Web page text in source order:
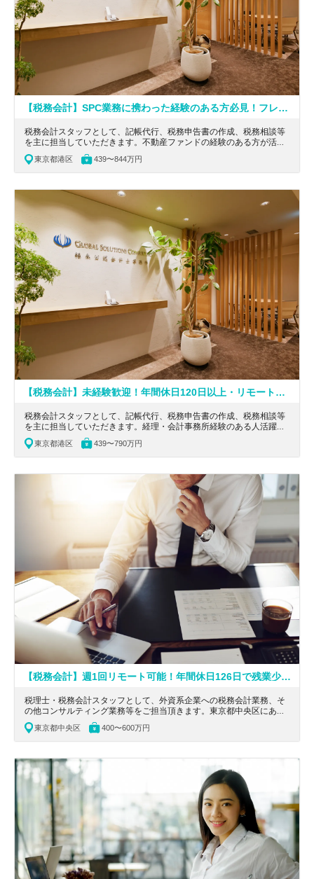
【税務会計】SPC業務に携わった経験のある方必見！フレックス導入／外資クライアントが90％以上／投資ファンドや金融機関をメインにし、関連分野のスキルが高まる会計事務所
税務会計スタッフとして、記帳代行、税務申告書の作成、税務相談等
を主に担当していただきます。不動産ファンドの経験のある方が活
躍！整った教育制度で税務・会計のキャリアを築けます。
東京都港区 439〜844万円
【税務会計】未経験歓迎！年間休日120日以上・リモートワーク・フレックス導入／不動産・投資・金融・外資系企業向けに特化した会計・税務サービスを提供する専門性の高い会計事務所
税務会計スタッフとして、記帳代行、税務申告書の作成、税務相談等
を主に担当していただきます。経理・会計事務所経験のある人活躍！
整った教育制度で税務・会計のキャリアを築けます。
東京都港区 439〜790万円
【税務会計】週1回リモート可能！年間休日126日で残業少なめ！外資系クライアント9割／税務会計の高いスキルと英語力や国際感覚も磨ける企業
税理士・税務会計スタッフとして、外資系企業への税務会計業務、そ
の他コンサルティング業務等をご担当頂きます。東京都中央区にあ
る、英語活用！外資系クライアント9割／税務会計の高いスキルと英
語力や国際感覚も磨ける企業の求人です。
東京都中央区 400〜600万円